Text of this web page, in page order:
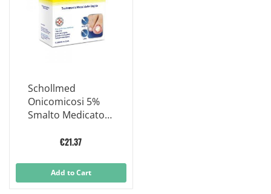
Schollmed
Onicomicosi 5%
Smalto Medicato,
Micosi per Unghie,
€21.37
Add to Cart